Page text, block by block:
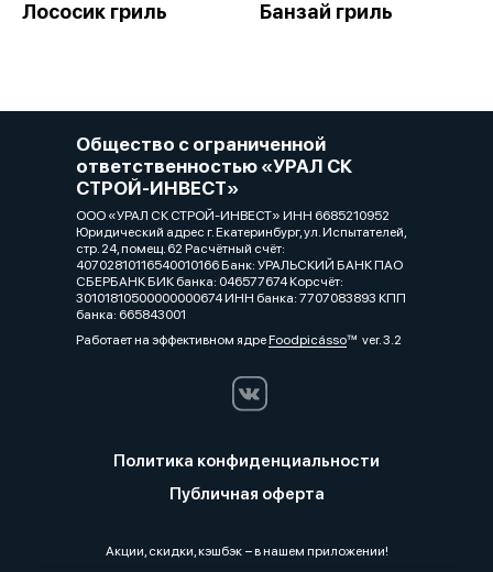
Лососик гриль Банзай гриль
Общество с ограниченной
ответственностью «УРАЛ СК
СТРОЙ-ИНВЕСТ»
ООО «УРАЛ СК СТРОЙ-ИНВЕСТ» ИНН 6685210952
Юридический адрес г. Екатеринбург, ул. Испытателей,
стр. 24, помещ. 62 Расчётный счёт:
40702810116540010166 Банк: УРАЛЬСКИЙ БАНК ПАО
СБЕРБАНК БИК банка: 046577674 Корсчёт:
30101810500000000674 ИНН банка: 7707083893 КПП
банка: 665843001
Работает на эффективном ядреFoodpicássover. 3.2
Политика конфиденциальности
Публичная оферта
Акции, скидки, кэшбэк − в нашем приложении!